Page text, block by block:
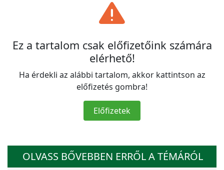
Ez a tartalom csak előfizetőink számára
elérhető!
Ha érdekli az alábbi tartalom, akkor kattintson az
előfizetés gombra!
Előfizetek
OLVASS BŐVEBBEN ERRŐL A TÉMÁRÓL